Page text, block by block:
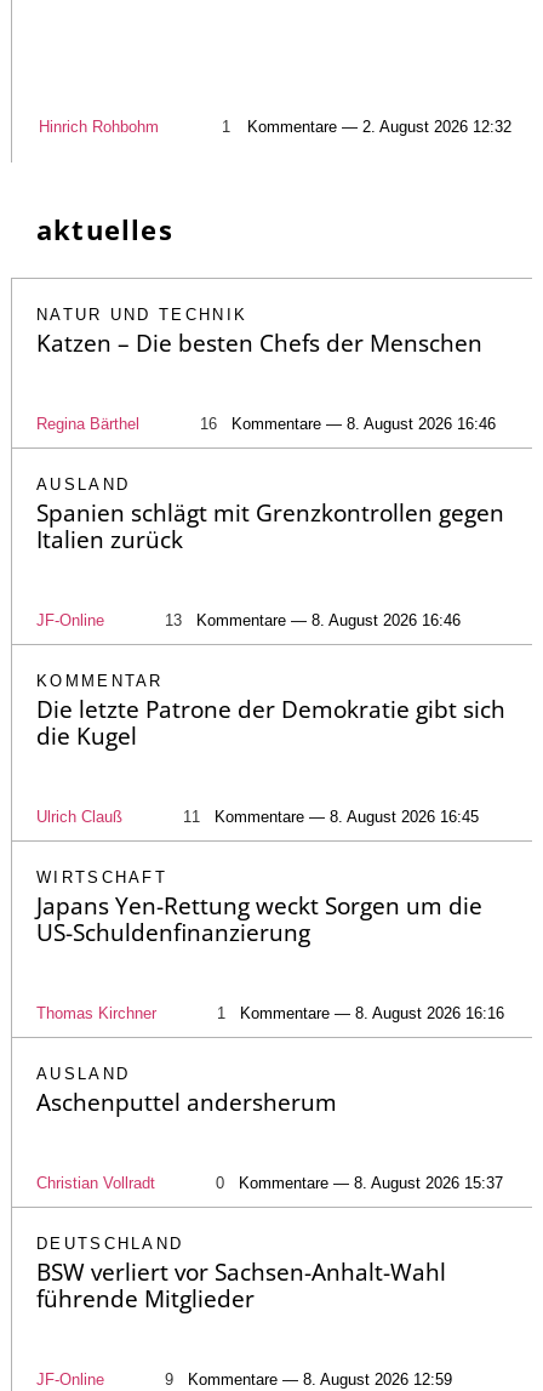
Hinrich Rohbohm 1 Kommentare — 2. August 2026 12:32
aktuelles
NATUR UND TECHNIK
Katzen – Die besten Chefs der Menschen
Regina Bärthel 16 Kommentare — 8. August 2026 16:46
AUSLAND
Spanien schlägt mit Grenzkontrollen gegen
Italien zurück
JF-Online 13 Kommentare — 8. August 2026 16:46
KOMMENTAR
Die letzte Patrone der Demokratie gibt sich
die Kugel
Ulrich Clauß 11 Kommentare — 8. August 2026 16:45
WIRTSCHAFT
Japans Yen-Rettung weckt Sorgen um die
US-Schuldenfinanzierung
Thomas Kirchner 1 Kommentare — 8. August 2026 16:16
AUSLAND
Aschenputtel andersherum
Christian Vollradt 0 Kommentare — 8. August 2026 15:37
DEUTSCHLAND
BSW verliert vor Sachsen-Anhalt-Wahl
führende Mitglieder
JF-Online 9 Kommentare — 8. August 2026 12:59